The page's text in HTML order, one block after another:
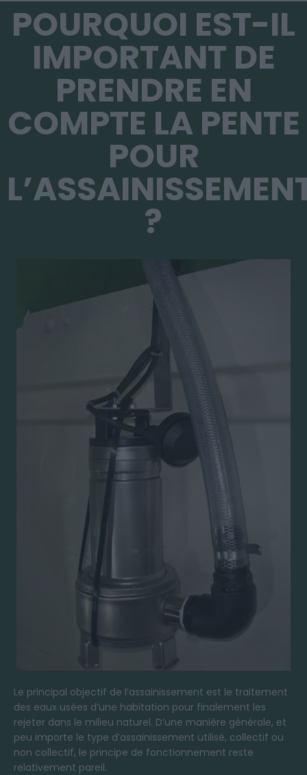
​POURQUOI EST-IL
IMPORTANT DE
PRENDRE EN
COMPTE LA PENTE
POUR
?
Le principal objectif de l’assainissement est le traitement
des eaux usées d’une habitation pour finalement les
rejeter dans le milieu naturel. D’une manière générale, et
peu importe le type d’assainissement utilisé, collectif ou
non collectif, le principe de fonctionnement reste
relativement pareil.